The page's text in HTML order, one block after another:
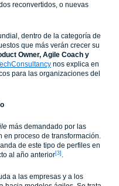
reconvertidos, o nuevas
dentro de la categoría de
que más verán crecer su
Owner, Agile Coach y
nos explica en
para las organizaciones del
más demandado por las
en proceso de transformación.
de este tipo de perfiles en
al año anterior[3] .
a las empresas y a los